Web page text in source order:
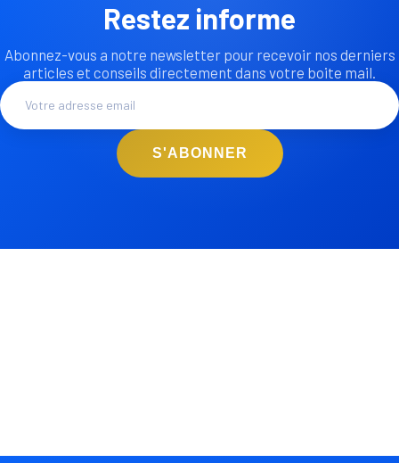
Restez informe
Abonnez-vous a notre newsletter pour recevoir nos derniers
articles et conseils directement dans votre boite mail.
S'ABONNER